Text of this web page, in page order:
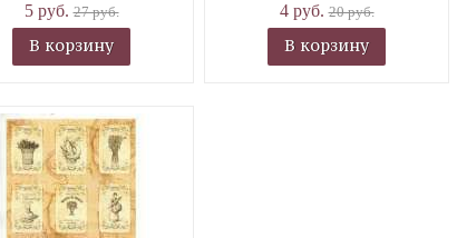
5 руб.27 руб.
В корзину
4 руб.20 руб.
В корзину